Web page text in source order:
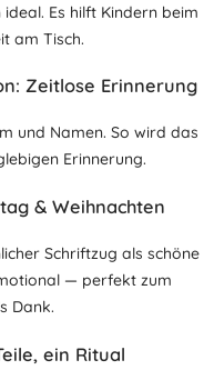
Es hilft Kindern beim
am Tisch.
Zeitlose Erinnerung
und Namen. So wird das
Erinnerung.
& Weihnachten
Schriftzug als schöne
— perfekt zum
Dank.
ein Ritual